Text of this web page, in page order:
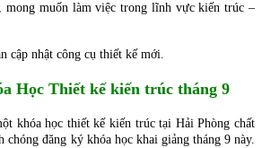
mong muốn làm việc trong lĩnh vực kiến trúc –
cập nhật công cụ thiết kế mới.
Học Thiết kế kiến trúc tháng 9
khóa học thiết kế kiến trúc tại Hải Phòng chất
chóng đăng ký khóa học khai giảng tháng 9 này.